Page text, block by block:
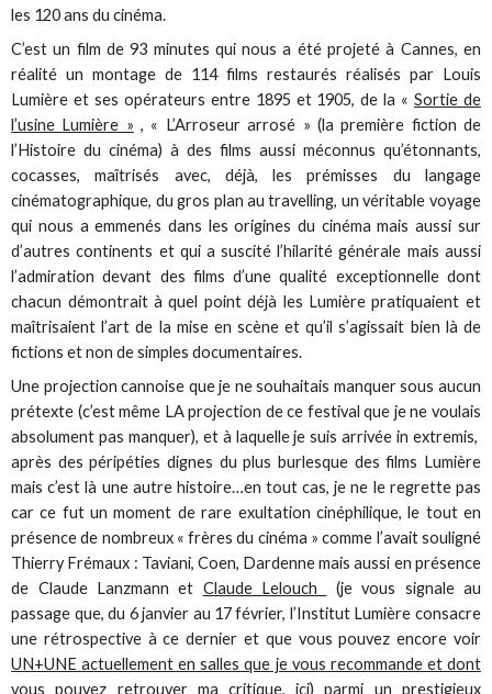
les 120 ans du cinéma.
C’est un film de 93 minutes qui nous a été projeté à Cannes, en
réalité un montage de 114 films restaurés réalisés par Louis
Lumière et ses opérateurs entre 1895 et 1905, de la « Sortie de
l’usine Lumière » , « L’Arroseur arrosé » (la première fiction de
l’Histoire du cinéma) à des films aussi méconnus qu’étonnants,
cocasses, maîtrisés avec, déjà, les prémisses du langage
cinématographique, du gros plan au travelling, un véritable voyage
qui nous a emmenés dans les origines du cinéma mais aussi sur
d’autres continents et qui a suscité l’hilarité générale mais aussi
l’admiration devant des films d’une qualité exceptionnelle dont
chacun démontrait à quel point déjà les Lumière pratiquaient et
maîtrisaient l’art de la mise en scène et qu’il s’agissait bien là de
fictions et non de simples documentaires.
Une projection cannoise que je ne souhaitais manquer sous aucun
prétexte (c’est même LA projection de ce festival que je ne voulais
absolument pas manquer), et à laquelle je suis arrivée in extremis,
après des péripéties dignes du plus burlesque des films Lumière
mais c’est là une autre histoire…en tout cas, je ne le regrette pas
car ce fut un moment de rare exultation cinéphilique, le tout en
présence de nombreux « frères du cinéma » comme l’avait souligné
Thierry Frémaux : Taviani, Coen, Dardenne mais aussi en présence
de Claude Lanzmann et Claude Lelouch
(je vous signale au
passage que, du 6 janvier au 17 février, l’Institut Lumière consacre
une rétrospective à ce dernier et que vous pouvez encore voir
UN+UNE actuellement en salles que je vous recommande et dont
vous pouvez retrouver ma critique, ici) parmi un prestigieux